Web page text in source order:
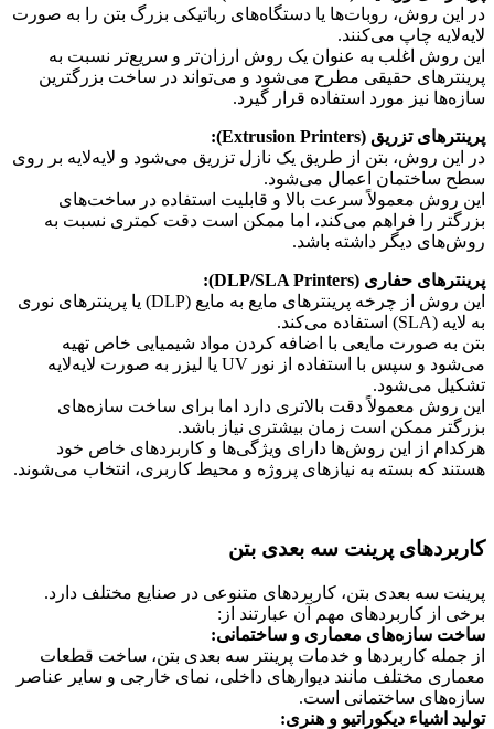
در این روش، روبات‌ها یا دستگاه‌های رباتیکی بزرگ بتن را به صورت
لایه‌لایه چاپ می‌کنند.
این روش اغلب به عنوان یک روش ارزان‌تر و سریع‌تر نسبت به
پرینترهای حقیقی مطرح می‌شود و می‌تواند در ساخت بزرگترین
سازه‌ها نیز مورد استفاده قرار گیرد.
پرینترهای تزریق (Extrusion Printers):
در این روش، بتن از طریق یک نازل تزریق می‌شود و لایه‌لایه بر روی
سطح ساختمان اعمال می‌شود.
این روش معمولاً سرعت بالا و قابلیت استفاده در ساخت‌های
بزرگتر را فراهم می‌کند، اما ممکن است دقت کمتری نسبت به
روش‌های دیگر داشته باشد.
پرینترهای حفاری (DLP/SLA Printers):
این روش از چرخه پرینترهای مایع به مایع (DLP) یا پرینترهای نوری
به لایه (SLA) استفاده می‌کند.
بتن به صورت مایعی با اضافه کردن مواد شیمیایی خاص تهیه
می‌شود و سپس با استفاده از نور UV یا لیزر به صورت لایه‌لایه
تشکیل می‌شود.
این روش معمولاً دقت بالاتری دارد اما برای ساخت سازه‌های
بزرگتر ممکن است زمان بیشتری نیاز باشد.
هرکدام از این روش‌ها دارای ویژگی‌ها و کاربردهای خاص خود
هستند که بسته به نیازهای پروژه و محیط کاربری، انتخاب می‌شوند.
کاربردهای پرینت سه بعدی بتن
پرینت سه بعدی بتن، کاربردهای متنوعی در صنایع مختلف دارد.
برخی از کاربردهای مهم آن عبارتند از:
ساخت سازه‌های معماری و ساختمانی:
از جمله کاربردها و خدمات پرینتر سه بعدی بتن، ساخت قطعات
معماری مختلف مانند دیوارهای داخلی، نمای خارجی و سایر عناصر
سازه‌های ساختمانی است.
تولید اشیاء دیکوراتیو و هنری: